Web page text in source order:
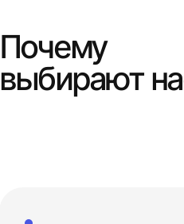
Почему
выбирают